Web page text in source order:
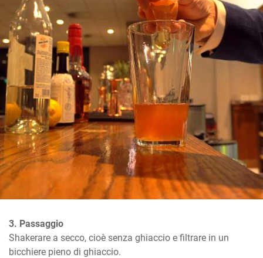
3. Passaggio
Shakerare a secco, cioè senza ghiaccio e filtrare in un
bicchiere pieno di ghiaccio.